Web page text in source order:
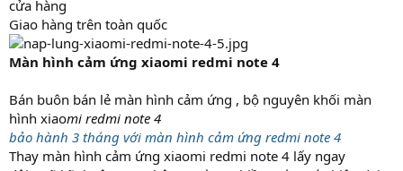
cửa hàng
Giao hàng trên toàn quốc
Màn hình cảm ứng xiaomi redmi note 4
Bán buôn bán lẻ màn hình cảm ứng , bộ nguyên khối màn
hình xiaomi redmi note 4
bảo hành 3 tháng với màn hình cảm ứng redmi note 4
Thay màn hình cảm ứng xiaomi redmi note 4 lấy ngay